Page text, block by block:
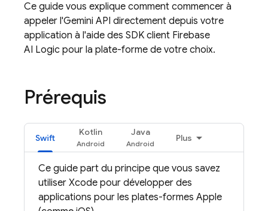
Ce guide vous explique comment commencer à
appeler l'Gemini API directement depuis votre
application à l'aide des SDK client Firebase
AI Logic pour la plate-forme de votre choix.
Prérequis
Swift
Kotlin Java
Plus
Ce guide part du principe que vous savez
utiliser Xcode pour développer des
applications pour les plates-formes Apple